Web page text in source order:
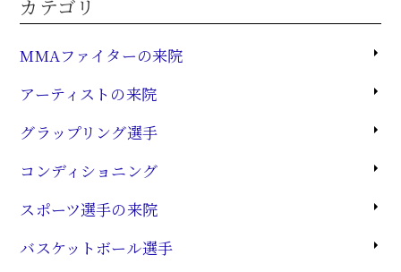
カテゴリ
MMAファイターの来院
アーティストの来院
グラップリング選手
コンディショニング
スポーツ選手の来院
バスケットボール選手